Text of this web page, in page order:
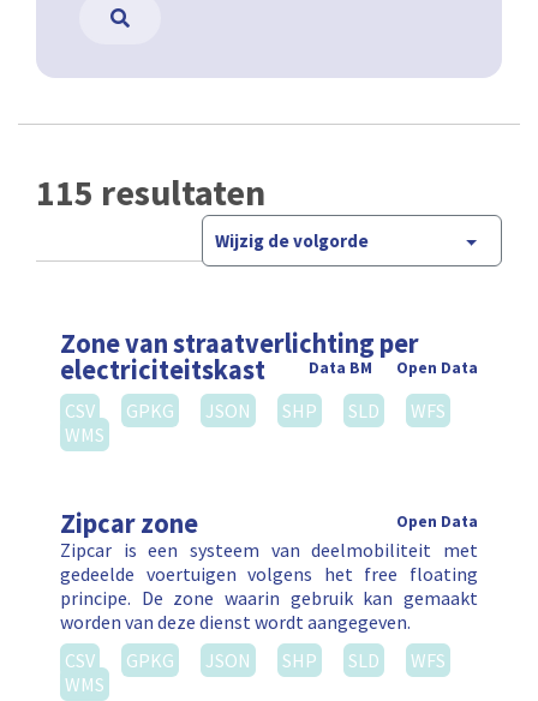
115 resultaten
Wijzig de volgorde
Zone van straatverlichting per
electriciteitskast Open Data
Data BM
CSV GPKG JSON SHP SLD
WFS
WMS
Zipcar zone Open Data
Zipcar is een systeem van deelmobiliteit met
gedeelde voertuigen volgens het free floating
principe. De zone waarin gebruik kan gemaakt
worden van deze dienst wordt aangegeven.
CSV
GPKG JSON SHP SLD
WFS
WMS